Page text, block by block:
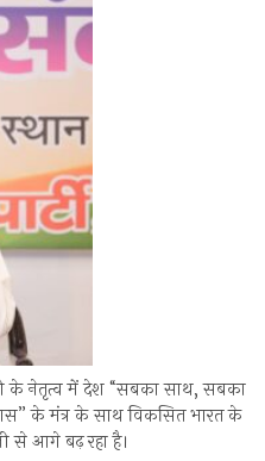
के नेतृत्व में देश “सबका साथ, सबका
के मंत्र के साथ विकसित भारत के
से आगे बढ़ रहा है।